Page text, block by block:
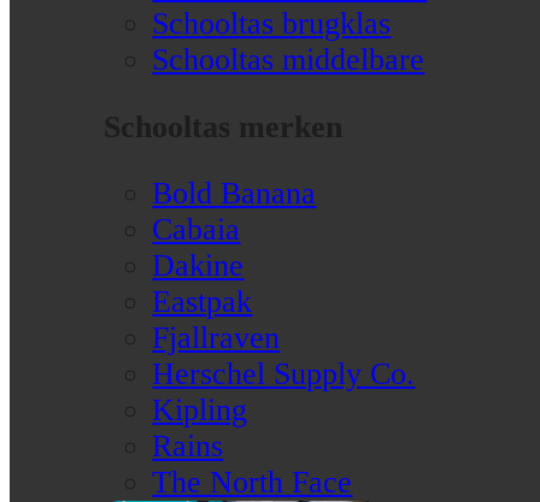
Schooltas brugklas
Schooltas middelbare
Schooltas merken
Bold Banana
Cabaia
Dakine
Eastpak
Fjallraven
Herschel Supply Co.
Kipling
Rains
The North Face